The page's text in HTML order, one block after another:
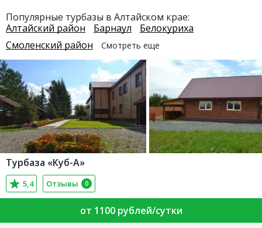
Популярные турбазы в Алтайском крае:
Алтайский район
Барнаул
Белокуриха
Смоленский район
Смотреть еще
Турбаза «Куб-А»
5,4 Отзывы 0
от 1100 рублей/сутки